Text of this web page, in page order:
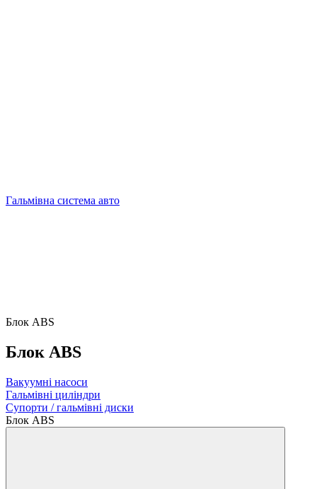
Гальмівна система авто
Блок ABS
Блок ABS
Вакуумні насоси
Гальмівні циліндри
Супорти / гальмівні диски
Блок ABS